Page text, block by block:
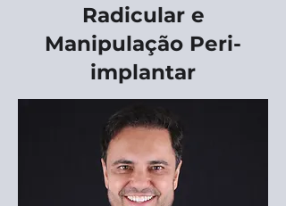
Radicular e
Manipulação Peri-
implantar